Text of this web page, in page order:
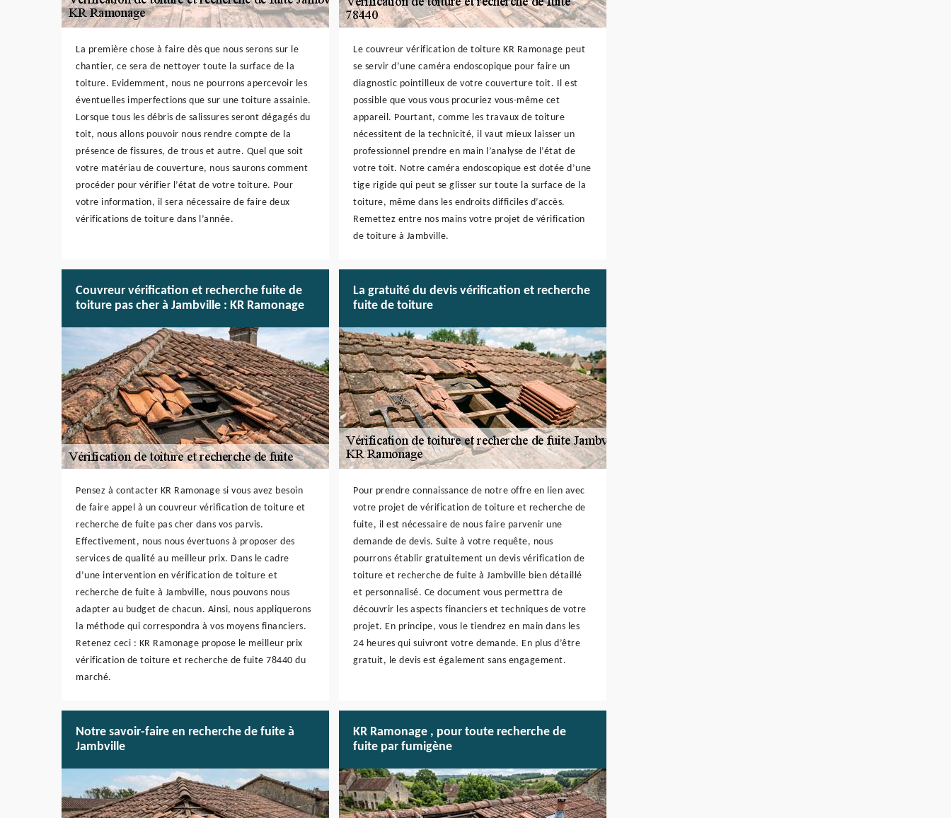
La première chose à faire dès que nous serons sur le
chantier, ce sera de nettoyer toute la surface de la
toiture. Evidemment, nous ne pourrons apercevoir les
éventuelles imperfections que sur une toiture assainie.
Lorsque tous les débris de salissures seront dégagés du
toit, nous allons pouvoir nous rendre compte de la
présence de fissures, de trous et autre. Quel que soit
votre matériau de couverture, nous saurons comment
procéder pour vérifier l’état de votre toiture. Pour
votre information, il sera nécessaire de faire deux
vérifications de toiture dans l’année.
Le couvreur vérification de toiture KR Ramonage peut
se servir d’une caméra endoscopique pour faire un
diagnostic pointilleux de votre couverture toit. Il est
possible que vous vous procuriez vous-même cet
appareil. Pourtant, comme les travaux de toiture
nécessitent de la technicité, il vaut mieux laisser un
professionnel prendre en main l’analyse de l’état de
votre toit. Notre caméra endoscopique est dotée d’une
tige rigide qui peut se glisser sur toute la surface de la
toiture, même dans les endroits difficiles d’accès.
Remettez entre nos mains votre projet de vérification
de toiture à Jambville.
Couvreur vérification et recherche fuite de
toiture pas cher à Jambville : KR Ramonage
Pensez à contacter KR Ramonage si vous avez besoin
de faire appel à un couvreur vérification de toiture et
recherche de fuite pas cher dans vos parvis.
Effectivement, nous nous évertuons à proposer des
services de qualité au meilleur prix. Dans le cadre
d’une intervention en vérification de toiture et
recherche de fuite à Jambville, nous pouvons nous
adapter au budget de chacun. Ainsi, nous appliquerons
la méthode qui correspondra à vos moyens financiers.
Retenez ceci : KR Ramonage propose le meilleur prix
vérification de toiture et recherche de fuite 78440 du
marché.
La gratuité du devis vérification et recherche
fuite de toiture
Pour prendre connaissance de notre offre en lien avec
votre projet de vérification de toiture et recherche de
fuite, il est nécessaire de nous faire parvenir une
demande de devis. Suite à votre requête, nous
pourrons établir gratuitement un devis vérification de
toiture et recherche de fuite à Jambville bien détaillé
et personnalisé. Ce document vous permettra de
découvrir les aspects financiers et techniques de votre
projet. En principe, vous le tiendrez en main dans les
24 heures qui suivront votre demande. En plus d’être
gratuit, le devis est également sans engagement.
Notre savoir-faire en recherche de fuite à
Jambville
KR Ramonage , pour toute recherche de
fuite par fumigène